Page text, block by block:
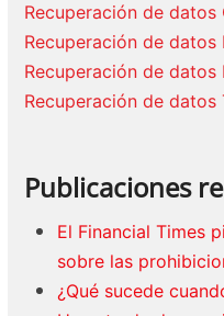
Recuperación de datos
Recuperación de datos
Recuperación de datos
Recuperación de datos
Publicaciones
El Financial Times
sobre las
¿Qué sucede